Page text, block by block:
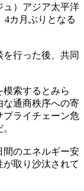
ュ）アジア太平洋
4カ月ぶりとなる
行った後、共同
索するとみら
な通商秩序への寄
プライチェーン危
間のエネルギー安
取り沙汰されて